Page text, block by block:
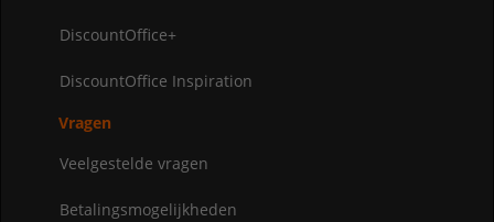
DiscountOffice+
DiscountOffice Inspiration
Vragen
Veelgestelde vragen
Betalingsmogelijkheden